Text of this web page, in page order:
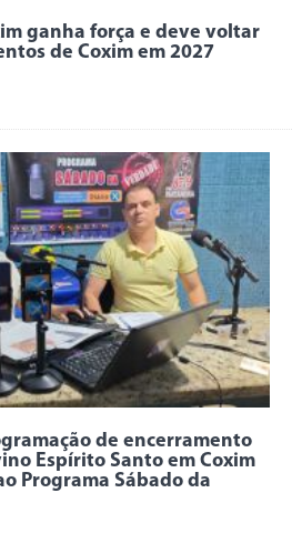
ganha força e deve voltar
de Coxim em 2027
de encerramento
Espírito Santo em Coxim
Programa Sábado da